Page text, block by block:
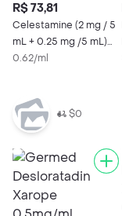
R$ 73,81
Celestamine (2 mg / 5
mL + 0.25 mg /5 mL)
Hypera Xarope
0.62/ml
$0